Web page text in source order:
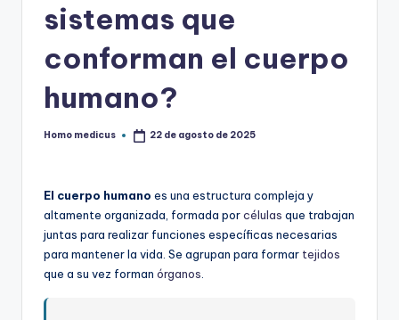
sistemas que
conforman el cuerpo
humano?
Publicado
Homo medicus 22 de agosto de 2025
El cuerpo humano es una estructura compleja y
altamente organizada, formada porcélulas que trabajan
juntas para realizar funciones específicas necesarias
para mantener la vida. Se agrupan para formar tejidos
que a su vez forman órganos